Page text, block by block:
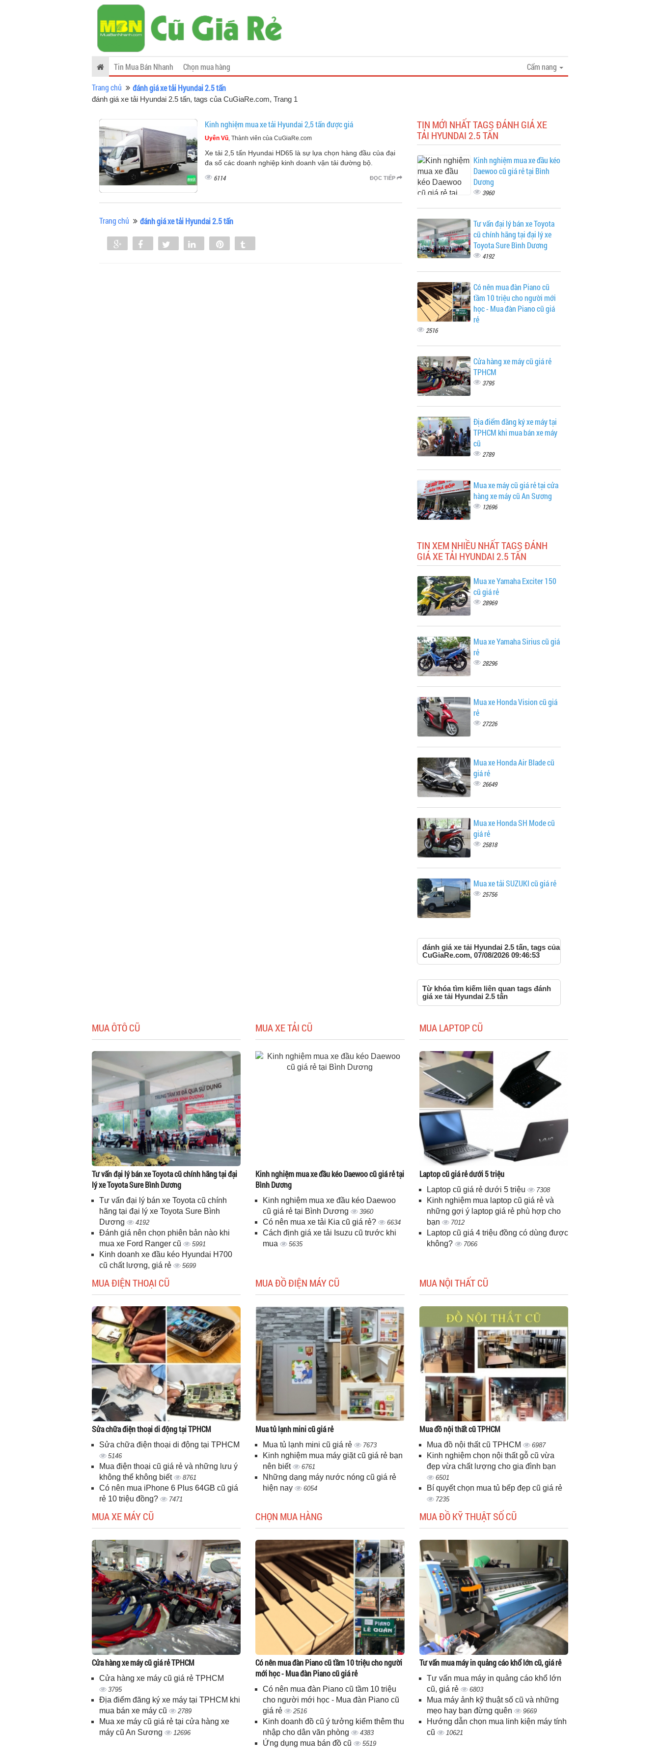
Cẩm nang
Tin Mua Bán Nhanh
Chọn mua hàng
Trang chủ
đánh giá xe tải Hyundai 2.5 tấn
đánh giá xe tải Hyundai 2.5 tấn, tags của CuGiaRe.com, Trang 1
Kinh nghiệm mua xe tải Hyundai 2,5 tấn được giá
Uyên Vũ, Thành viên của CuGiaRe.com
Xe tải 2,5 tấn Hyundai HD65 là sự lựa chọn hàng đầu của đại
đa số các doanh nghiệp kinh doanh vận tải đường bộ.
ĐỌC TIẾP
6114
Trang chủ đánh giá xe tải Hyundai 2.5 tấn
Share Share Tweet Share
TIN MỚI NHẤT TAGS ĐÁNH GIÁ XE
TẢI HYUNDAI 2.5 TẤN
Kinh nghiệm mua xe đầu kéo
Daewoo cũ giá rẻ tại Bình
Dương
3960
Tư vấn đại lý bán xe Toyota
cũ chính hãng tại đại lý xe
Toyota Sure Bình Dương
4192
Có nên mua đàn Piano cũ
tầm 10 triệu cho người mới
học - Mua đàn Piano cũ giá
rẻ
2516
Cửa hàng xe máy cũ giá rẻ
TPHCM
3795
Địa điểm đăng ký xe máy tại
TPHCM khi mua bán xe máy
cũ
2789
Mua xe máy cũ giá rẻ tại cửa
hàng xe máy cũ An Sương
12696
TIN XEM NHIỀU NHẤT TAGS ĐÁNH
GIÁ XE TẢI HYUNDAI 2.5 TẤN
Mua xe Yamaha Exciter 150
cũ giá rẻ
28969
Mua xe Yamaha Sirius cũ giá
rẻ
28296
Mua xe Honda Vision cũ giá
rẻ
27226
Mua xe Honda Air Blade cũ
giá rẻ
26649
Mua xe Honda SH Mode cũ
giá rẻ
25818
Mua xe tải SUZUKI cũ giá rẻ
25756
đánh giá xe tải Hyundai 2.5 tấn, tags của
CuGiaRe.com, 07/08/2026 09:46:53
Từ khóa tìm kiếm liên quan tags đánh
giá xe tải Hyundai 2.5 tấn
MUA ÔTÔ CŨ
Tư vấn đại lý bán xe Toyota cũ chính hãng tại đại
lý xe Toyota Sure Bình Dương
Tư vấn đại lý bán xe Toyota cũ chính
hãng tại đại lý xe Toyota Sure Bình
Dương
4192
Đánh giá nên chọn phiên bản nào khi
mua xe Ford Ranger cũ
5991
Kinh doanh xe đầu kéo Hyundai H700
cũ chất lượng, giá rẻ
5699
MUA XE TẢI CŨ
Kinh nghiệm mua xe đầu kéo Daewoo cũ giá rẻ tại
Bình Dương
Kinh nghiệm mua xe đầu kéo Daewoo
cũ giá rẻ tại Bình Dương
3960
Có nên mua xe tải Kia cũ giá rẻ? 6634
Cách định giá xe tải Isuzu cũ trước khi
mua
5635
MUA LAPTOP CŨ
Laptop cũ giá rẻ dưới 5 triệu
Laptop cũ giá rẻ dưới 5 triệu 7308
Kinh nghiệm mua laptop cũ giá rẻ và
những gợi ý laptop giá rẻ phù hợp cho
bạn
7012
Laptop cũ giá 4 triệu đồng có dùng được
không?
7066
MUA ĐIỆN THOẠI CŨ
Sửa chữa điện thoại di động tại TPHCM
Sửa chữa điện thoại di động tại TPHCM
5146
Mua điện thoại cũ giá rẻ và những lưu ý
không thể không biết
8761
Có nên mua iPhone 6 Plus 64GB cũ giá
rẻ 10 triệu đồng?
7471
MUA ĐỒ ĐIỆN MÁY CŨ
Mua tủ lạnh mini cũ giá rẻ
Mua tủ lạnh mini cũ giá rẻ 7673
Kinh nghiệm mua máy giặt cũ giá rẻ bạn
nên biết
6761
Những dạng máy nước nóng cũ giá rẻ
hiện nay
6054
MUA NỘI THẤT CŨ
Mua đồ nội thất cũ TPHCM
Mua đồ nội thất cũ TPHCM 6987
Kinh nghiệm chọn nội thất gỗ cũ vừa
đẹp vừa chất lượng cho gia đình bạn
6501
Bí quyết chọn mua tủ bếp đẹp cũ giá rẻ
7235
MUA XE MÁY CŨ
Cửa hàng xe máy cũ giá rẻ TPHCM
Cửa hàng xe máy cũ giá rẻ TPHCM
3795
Địa điểm đăng ký xe máy tại TPHCM khi
mua bán xe máy cũ
2789
Mua xe máy cũ giá rẻ tại cửa hàng xe
máy cũ An Sương
12696
CHỌN MUA HÀNG
Có nên mua đàn Piano cũ tầm 10 triệu cho người
mới học - Mua đàn Piano cũ giá rẻ
Có nên mua đàn Piano cũ tầm 10 triệu
cho người mới học - Mua đàn Piano cũ
giá rẻ
2516
Kinh doanh đồ cũ ý tưởng kiểm thêm thu
nhập cho dân văn phòng
4383
Ứng dụng mua bán đồ cũ 5519
MUA ĐỒ KỸ THUẬT SỐ CŨ
Tư vấn mua máy in quảng cáo khổ lớn cũ, giá rẻ
Tư vấn mua máy in quảng cáo khổ lớn
cũ, giá rẻ
6803
Mua máy ảnh kỹ thuật số cũ và những
mẹo hay bạn đừng quên
9669
Hướng dẫn chọn mua linh kiện máy tính
cũ
10621